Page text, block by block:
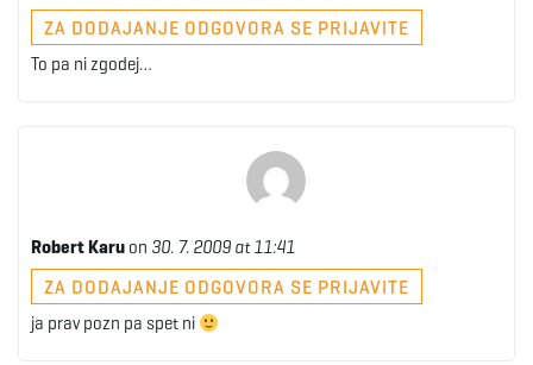
ZA DODAJANJE ODGOVORA SE PRIJAVITE
To pa ni zgodej…
Robert Karu on 30. 7. 2009 at 11:41
ZA DODAJANJE ODGOVORA SE PRIJAVITE
ja prav pozn pa spet ni